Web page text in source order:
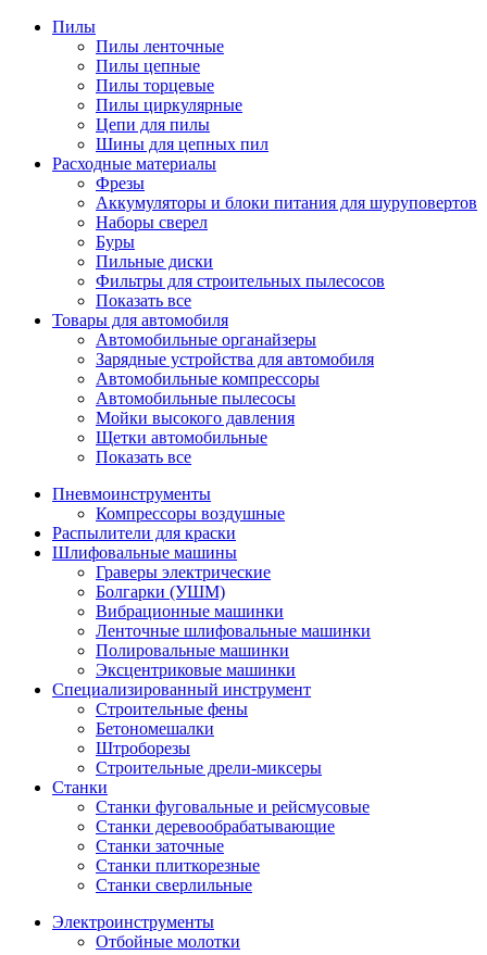
Пилы
Пилы ленточные
Пилы цепные
Пилы торцевые
Пилы циркулярные
Цепи для пилы
Шины для цепных пил
Расходные материалы
Фрезы
Аккумуляторы и блоки питания для шуруповертов
Наборы сверел
Буры
Пильные диски
Фильтры для строительных пылесосов
Показать все
Товары для автомобиля
Автомобильные органайзеры
Зарядные устройства для автомобиля
Автомобильные компрессоры
Автомобильные пылесосы
Мойки высокого давления
Щетки автомобильные
Показать все
Пневмоинструменты
Компрессоры воздушные
Распылители для краски
Шлифовальные машины
Граверы электрические
Болгарки (УШМ)
Вибрационные машинки
Ленточные шлифовальные машинки
Полировальные машинки
Эксцентриковые машинки
Специализированный инструмент
Строительные фены
Бетономешалки
Штроборезы
Строительные дрели-миксеры
Станки
Станки фуговальные и рейсмусовые
Станки деревообрабатывающие
Станки заточные
Станки плиткорезные
Станки сверлильные
Электроинструменты
Отбойные молотки